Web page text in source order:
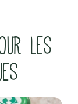
LES